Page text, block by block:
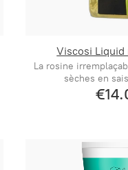
Viscosi
La rosine
sèches en